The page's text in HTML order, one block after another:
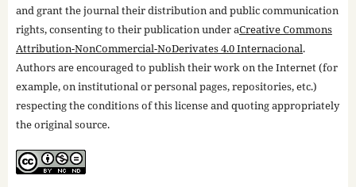
and grant the journal their distribution and public communication
rights, consenting to their publication under aCreative Commons
Attribution-NonCommercial-NoDerivates 4.0 Internacional.
Authors are encouraged to publish their work on the Internet (for
example, on institutional or personal pages, repositories, etc.)
respecting the conditions of this license and quoting appropriately
the original source.